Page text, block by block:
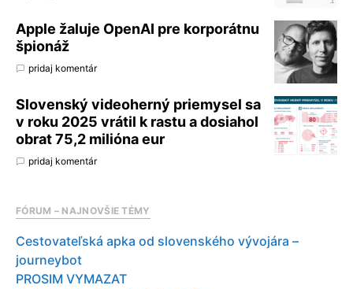
Apple žaluje OpenAI pre korporátnu
špionáž
pridaj komentár
Slovenský videoherný priemysel sa
v roku 2025 vrátil k rastu a dosiahol
obrat 75,2 milióna eur
pridaj komentár
FÓRUM – NAJNOVŠIE TÉMY
Cestovateľská apka od slovenského vývojára –
journeybot
PROSIM VYMAZAT